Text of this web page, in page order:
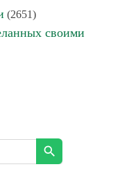
(2651)
своими